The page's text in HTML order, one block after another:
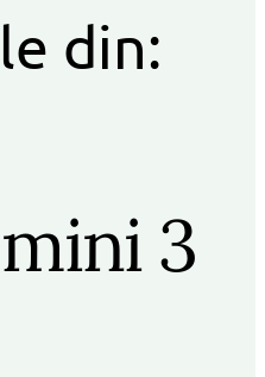
din:
3